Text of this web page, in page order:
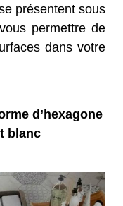
présentent sous
permettre de
dans votre
d’hexagone
blanc